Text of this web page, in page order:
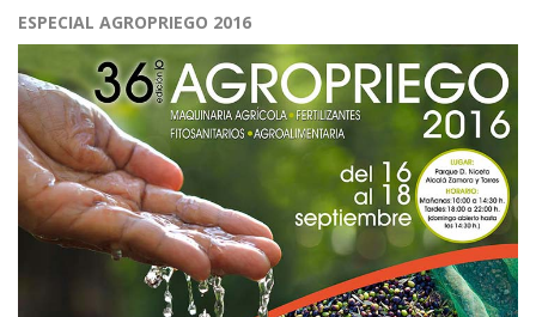
ESPECIAL AGROPRIEGO 2016